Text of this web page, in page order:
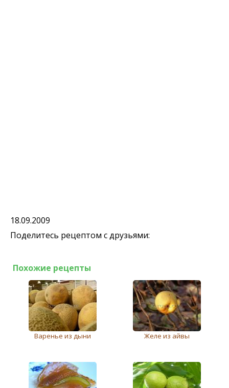
18.09.2009
Поделитесь рецептом с друзьями:
Похожие рецепты
Варенье из дыни Желе из айвы